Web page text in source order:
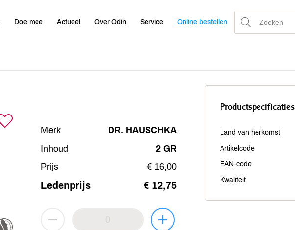
Doe mee Actueel Over Odin Service Online bestellen
Merk
DR. HAUSCHKA
Inhoud
2 GR
Prijs
€ 16,00
Ledenprijs € 12,75
Productspecificaties
Land van herkomst
Artikelcode
EAN-code
Kwaliteit